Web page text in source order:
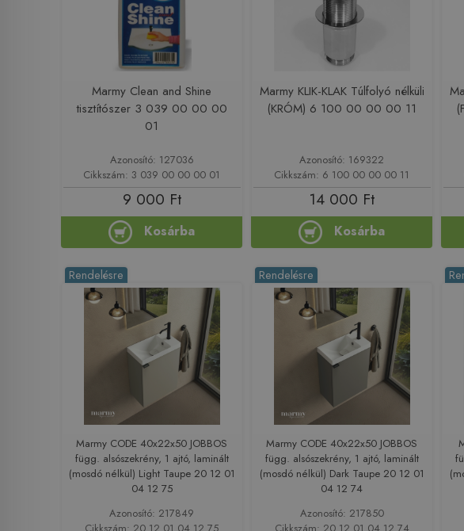
Marmy Clean and Shine
tisztítószer 3 039 00 00 00
01
Azonosító: 127036
Cikkszám: 3 039 00 00 00 01
9 000 Ft
Kosárba
Marmy KLIK-KLAK Túlfolyó nélküli
(KRÓM) 6 100 00 00 00 11
Azonosító: 169322
Cikkszám: 6 100 00 00 00 11
14 000 Ft
Kosárba
Rendelésre
Marmy CODE 40x22x50 JOBBOS
függ. alsószekrény, 1 ajtó, laminált
(mosdó nélkül) Light Taupe 20 12 01
04 12 75
Azonosító: 217849
Cikkszám: 20 12 01 04 12 75
Rendelésre
Marmy CODE 40x22x50 JOBBOS
függ. alsószekrény, 1 ajtó, laminált
(mosdó nélkül) Dark Taupe 20 12 01
04 12 74
Azonosító: 217850
Cikkszám: 20 12 01 04 12 74